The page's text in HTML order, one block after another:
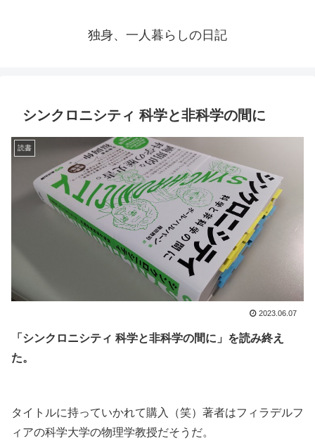
独身、一人暮らしの日記
シンクロニシティ 科学と非科学の間に
読書
2023.06.07
「シンクロニシティ 科学と非科学の間に」を読み終え
た。
タイトルに持っていかれて購入（笑）著者はフィラデルフ
ィアの科学大学の物理学教授だそうだ。